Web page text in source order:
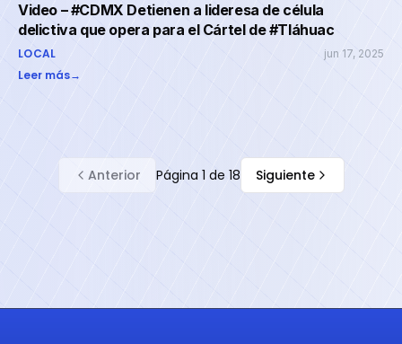
Video – #CDMX Detienen a lideresa de célula
delictiva que opera para el Cártel de #Tláhuac
LOCAL jun 17, 2025
Leer más→
Anterior Página 1 de 18 Siguiente